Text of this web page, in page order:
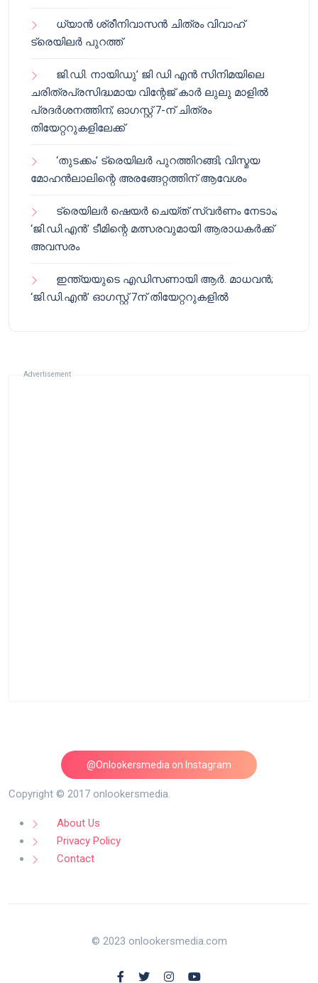
ധ്യാൻ ശ്രീനിവാസൻ ചിത്രം വിവാഹ്
ട്രെയിലർ പുറത്ത്
ജി.ഡി. നായിഡു’ ജി ഡി എൻ സിനിമയിലെ
ചരിത്രപ്രസിദ്ധമായ വിന്റേജ് കാർ ലുലു മാളിൽ
പ്രദർശനത്തിന്; ഓഗസ്റ്റ് 7-ന് ചിത്രം
തിയേറ്ററുകളിലേക്ക്
‘തുടക്കം’ ട്രെയിലർ പുറത്തിറങ്ങി; വിസ്മയ
മോഹൻലാലിന്റെ അരങ്ങേറ്റത്തിന് ആവേശം
ട്രെയിലർ ഷെയർ ചെയ്‌ത് സ്വർണം നേടാം;
‘ജി.ഡി.എൻ’ ടീമിന്റെ മത്സരവുമായി ആരാധകർക്ക്
അവസരം
ഇന്ത്യയുടെ എഡിസണായി ആർ. മാധവൻ;
‘ജി.ഡി.എൻ’ ഓഗസ്റ്റ് 7ന് തിയേറ്ററുകളിൽ
Advertisement
@Onlookersmedia on Instagram
Follow on Instagram
Copyright © 2017 onlookersmedia.
About Us
Privacy Policy
Contact
© 2023 onlookersmedia.com